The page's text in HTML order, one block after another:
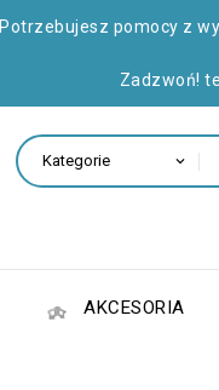
Potrzebujesz pomocy z
Zadzwoń!
AKCESORIA